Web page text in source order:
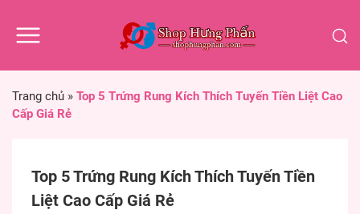
Trang chủ » Top 5 Trứng Rung Kích Thích Tuyến Tiền Liệt Cao
Cấp Giá Rẻ
Top 5 Trứng Rung Kích Thích Tuyến Tiền
Liệt Cao Cấp Giá Rẻ